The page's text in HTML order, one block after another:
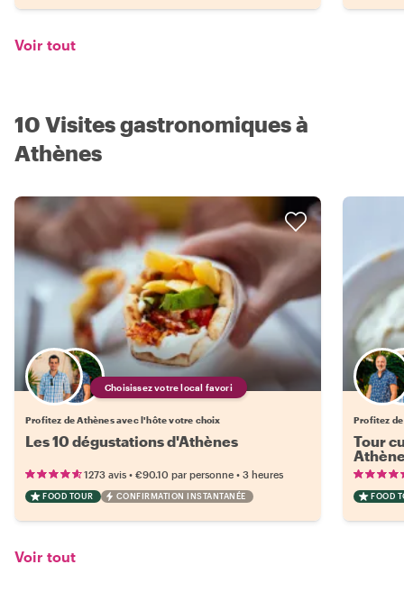
Voir tout
10 Visites gastronomiques à
Athènes
Choisissez votre local favori
Profitez de Athènes avec l'hôte votre choix
Les 10 dégustations d'Athènes
1273 avis • €90.10 par personne • 3 heures
FOOD TOUR CONFIRMATION INSTANTANÉE
Profitez
Tour
FOOD
Voir tout